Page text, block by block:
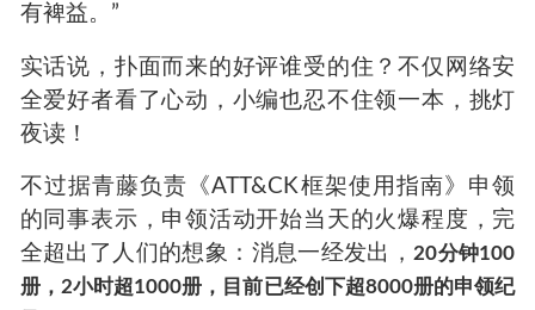
有裨益。”
实话说，扑面而来的好评谁受的住？不仅网络安
全爱好者看了心动，小编也忍不住领一本，挑灯
夜读！
不过据青藤负责《ATT&CK框架使用指南》申领
的同事表示，申领活动开始当天的火爆程度，完
全超出了人们的想象：消息一经发出，20分钟100
册，2小时超1000册，目前已经创下超8000册的申领纪